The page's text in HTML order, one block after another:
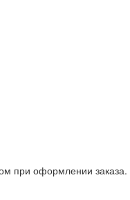
при оформлении заказа.